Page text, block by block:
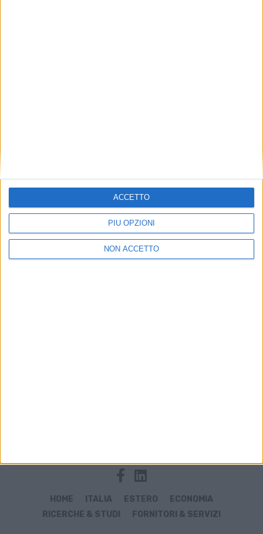
PIÙ OPZIONI
NON ACCETTO
ACCETTO
HOME ITALIA ESTERO
ECONOMIA
RICERCHE & STUDI
FORNITORI & SERVIZI